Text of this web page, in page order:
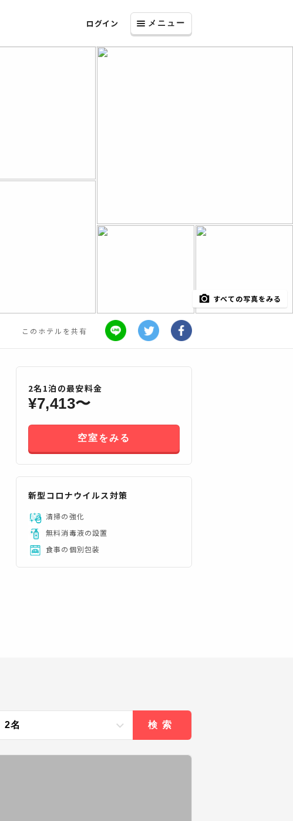
ログイン メニュー
すべての写真をみる
このホテルを共有
すべてみる
2名 1泊の最安料金
¥7,413〜
空室をみる
新型コロナウイルス対策
清掃の強化
無料消毒液の設置
食事の個別包装
2名 検索